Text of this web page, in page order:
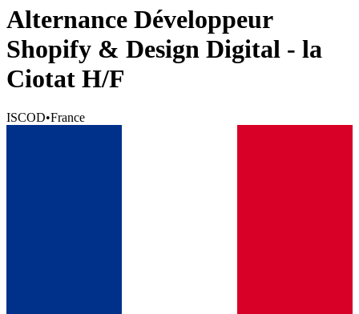
Alternance Développeur
Shopify & Design Digital - la
Ciotat H/F
ISCOD•France